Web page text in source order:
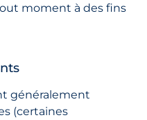
moment à des fins
généralement
(certaines